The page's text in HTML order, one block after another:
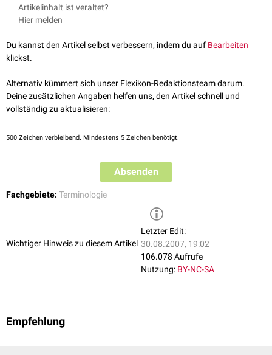
Artikelinhalt ist veraltet?
Hier melden
Du kannst den Artikel selbst verbessern, indem du auf Bearbeiten
klickst.
Alternativ kümmert sich unser Flexikon-Redaktionsteam darum.
Deine zusätzlichen Angaben helfen uns, den Artikel schnell und
vollständig zu aktualisieren:
500 Zeichen verbleibend. Mindestens 5 Zeichen benötigt.
Absenden
Fachgebiete: Terminologie
Wichtiger Hinweis zu diesem Artikel
Letzter Edit:
30.08.2007, 19:02
106.078 Aufrufe
Nutzung: BY-NC-SA
Empfehlung